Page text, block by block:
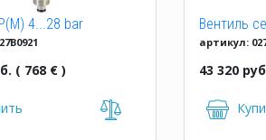
4...28 bar
( 768 € )
Вентиль
25
артикул:
43 320